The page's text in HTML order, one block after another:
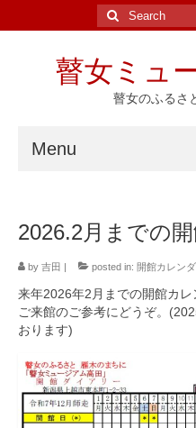
Search
for:
瞽女ミュ
瞽女のふる
Menu
ニュース
イベント
瞽女ゆかりの地
瞽女の研究と資料
瞽女ミュージアム高田
2026.2月までの
by 吉田 | posted in: 開館カレン
来年2026年2月までの開館カレ
ご来館のご参考にどうぞ。
おります)